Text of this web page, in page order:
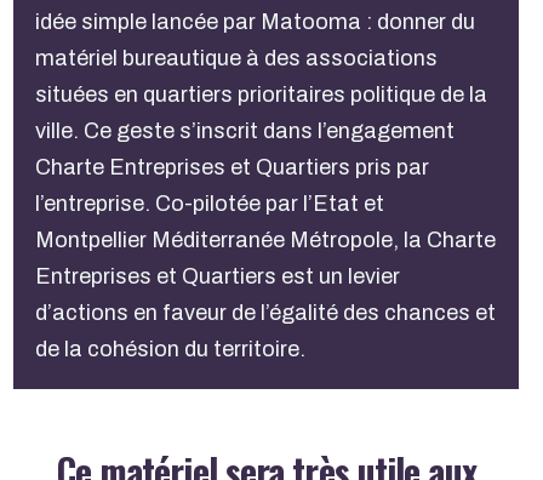
idée simple lancée par Matooma : donner du
matériel bureautique à des associations
situées en quartiers prioritaires politique de la
ville. Ce geste s’inscrit dans l’engagement
Charte Entreprises et Quartiers pris par
l’entreprise. Co-pilotée par l’Etat et
Montpellier Méditerranée Métropole, la Charte
Entreprises et Quartiers est un levier
d’actions en faveur de l’égalité des chances et
de la cohésion du territoire.